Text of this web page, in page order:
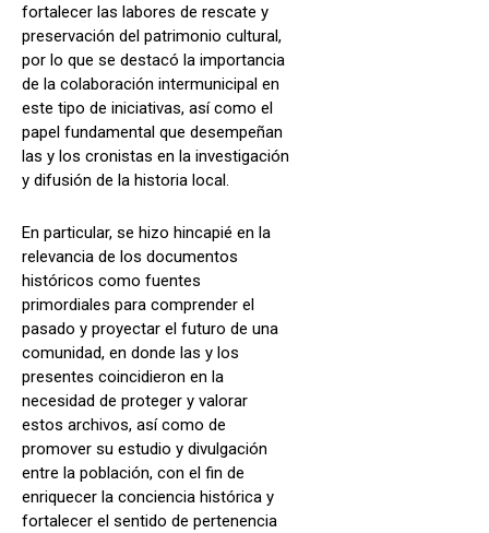
fortalecer las labores de rescate y
preservación del patrimonio cultural,
por lo que se destacó la importancia
de la colaboración intermunicipal en
este tipo de iniciativas, así como el
papel fundamental que desempeñan
las y los cronistas en la investigación
y difusión de la historia local.
En particular, se hizo hincapié en la
relevancia de los documentos
históricos como fuentes
primordiales para comprender el
pasado y proyectar el futuro de una
comunidad, en donde las y los
presentes coincidieron en la
necesidad de proteger y valorar
estos archivos, así como de
promover su estudio y divulgación
entre la población, con el fin de
enriquecer la conciencia histórica y
fortalecer el sentido de pertenencia